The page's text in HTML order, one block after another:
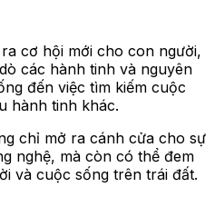
cơ hội mới cho con người,
các hành tinh và nguyên
đến việc tìm kiếm cuộc
hành tinh khác.
chỉ mở ra cánh cửa cho sự
nghệ, mà còn có thể đem
và cuộc sống trên trái đất.